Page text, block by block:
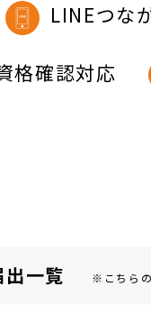
LINEつな
格確認対応
⼀覧 ※こちら